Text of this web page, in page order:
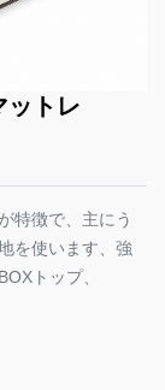
ットレ
特徴で、主にう
を使います、強
トップ、